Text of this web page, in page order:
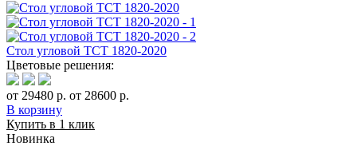
Стол угловой TCT 1820-2020
Цветовые решения:
от 29480 р. от 28600 р.
В корзину
Купить в 1 клик
Новинка